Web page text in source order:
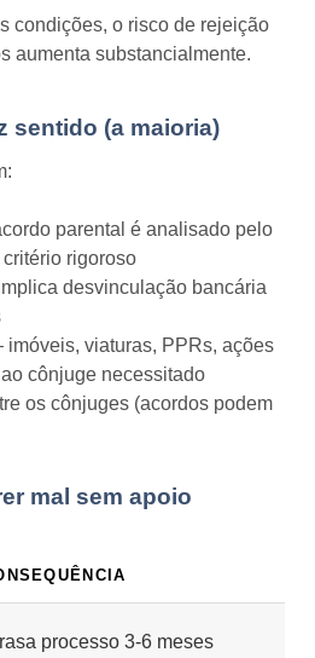
condições, o risco de rejeição
aumenta substancialmente.
sentido (a maioria)
parental é analisado pelo
rigoroso
desvinculação bancária
viaturas, PPRs, ações
ao cônjuge necessitado
os cônjuges (acordos podem
mal sem apoio
processo 3-6 meses